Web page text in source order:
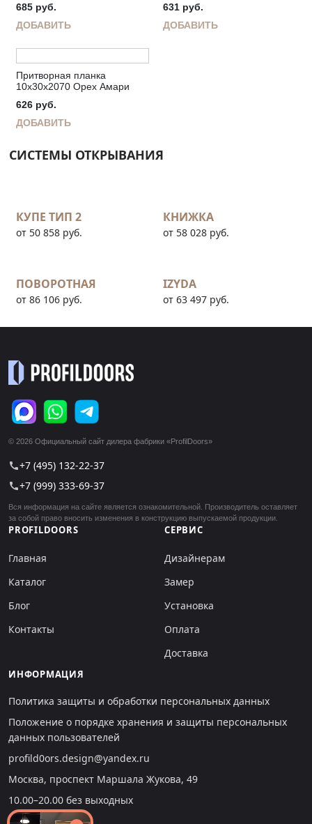
685 руб.
ДОБАВИТЬ
631 руб.
ДОБАВИТЬ
Притворная планка
10х30х2070 Орех Амари
626 руб.
ДОБАВИТЬ
СИСТЕМЫ ОТКРЫВАНИЯ
КУПЕ ТИП 2
от 50 858 руб.
КНИЖКА
от 58 028 руб.
ПОВОРОТНАЯ
от 86 106 руб.
IZYDA
от 63 497 руб.
© 2026 Официальный сайт дилера фабрики «ProfilDoors»
call+7 (495) 132-22-37
call+7 (999) 333-69-37
Вся информация на сайте является ознакомительной. Производитель оставляет
за собой право вносить изменения в конструкцию выпускаемой продукции.
PROFILDOORS
Главная
Каталог
Блог
Контакты
СЕРВИС
Дизайнерам
Замер
Установка
Оплата
Доставка
ИНФОРМАЦИЯ
Политика защиты и обработки персональных данных
Положение о порядке хранения и защиты персональных
данных пользователей
profild0ors.design@yandex.ru
Москва, проспект Маршала Жукова, 49
10.00–20.00 без выходных